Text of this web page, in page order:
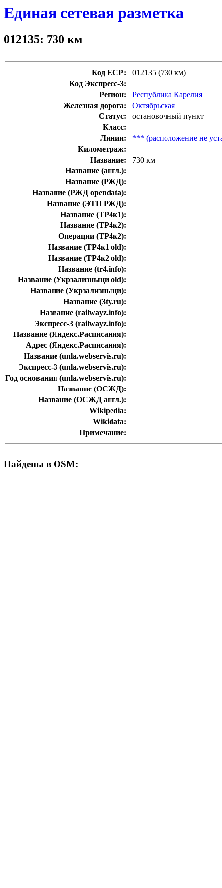
Единая сетевая разметка
012135: 730 км
Код ЕСР:
012135 (730 км)
Код Экспресс-3:
Регион:
Республика Карелия
Железная дорога:
Октябрьская
Статус:
остановочный пункт
Класс:
Линии:
*** (расположение не
Километраж:
Название:
730 км
Название (англ.):
Название (РЖД):
Название (РЖД opendata):
Название (ЭТП РЖД):
Название (ТР4к1):
Название (ТР4к2):
Операции (ТР4к2):
Название (ТР4к1 old):
Название (ТР4к2 old):
Название (tr4.info):
Название (Укрзализныци old):
Название (Укрзализныци):
Название (3ty.ru):
Название (railwayz.info):
Экспресс-3 (railwayz.info):
Название (Яндекс.Расписания):
Адрес (Яндекс.Расписания):
Название (unla.webservis.ru):
Экспресс-3 (unla.webservis.ru):
Год основания (unla.webservis.ru):
Название (ОСЖД):
Название (ОСЖД англ.):
Wikipedia:
Wikidata:
Примечание:
Найдены в OSM: